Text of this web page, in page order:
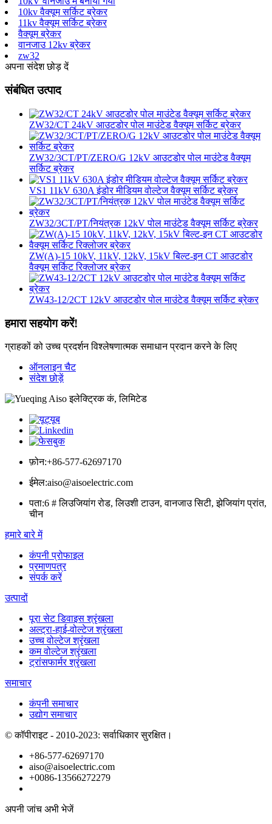
10kv वैक्यूम सर्किट ब्रेकर
11kv वैक्यूम सर्किट ब्रेकर
वैक्यूम ब्रेकर
वानजाउ 12kv ब्रेकर
zw32
अपना संदेश छोड़ दें
संबंधित उत्पाद
ZW32/CT 24kV आउटडोर पोल माउंटेड वैक्यूम सर्किट ब्रेकर
ZW32/3CT/PT/ZERO/G 12kV आउटडोर पोल माउंटेड वैक्यूम
सर्किट ब्रेकर
VS1 11kV 630A इंडोर मीडियम वोल्टेज वैक्यूम सर्किट ब्रेकर
ZW32/3CT/PT/नियंत्रक 12kV पोल माउंटेड वैक्यूम सर्किट ब्रेकर
ZW(A)-15 10kV, 11kV, 12kV, 15kV बिल्ट-इन CT आउटडोर
वैक्यूम सर्किट रिक्लोजर ब्रेकर
ZW43-12/2CT 12kV आउटडोर पोल माउंटेड वैक्यूम सर्किट ब्रेकर
हमारा सहयोग करें!
ग्राहकों को उच्च प्रदर्शन विश्लेषणात्मक समाधान प्रदान करने के लिए
ऑनलाइन चैट
संदेश छोड़ें
फ़ोन:+86-577-62697170
ईमेल:aiso@aisoelectric.com
पता:6 # लिउजियांग रोड, लिउशी टाउन, वानजाउ सिटी, झेजियांग प्रांत,
चीन
हमारे बारे में
कंपनी प्रोफाइल
प्रमाणपत्र
संपर्क करें
उत्पादों
पूरा सेट डिवाइस श्रृंखला
अल्ट्रा-हाई-वोल्टेज श्रृंखला
उच्च वोल्टेज श्रृंखला
कम वोल्टेज श्रृंखला
ट्रांसफार्मर श्रृंखला
समाचार
कंपनी समाचार
उद्योग समाचार
© कॉपीराइट - 2010-2023: सर्वाधिकार सुरक्षित।
+86-577-62697170
aiso@aisoelectric.com
+0086-13566272279
अपनी जांच अभी भेजें